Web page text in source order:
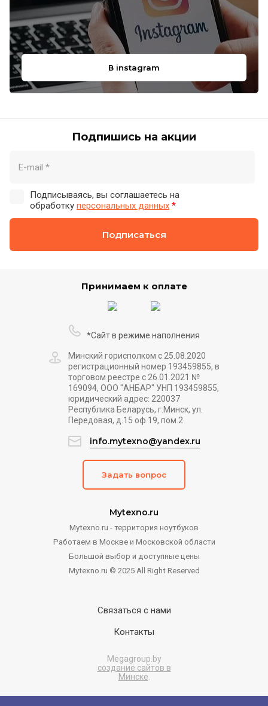
В instagram
Подпишись на акции
Подписываясь, вы соглашаетесь на
обработку персональных данных *
Подписаться
Принимаем к оплате
Mytexno.ru
Mytexno.ru - территория ноутбуков
Работаем в Москве и Московской области
Большой выбор и доступные цены
Mytexno.ru © 2025 All Right Reserved
*Сайт в режиме наполнения
Минский горисполком с 25.08.2020
регистрационный номер 193459855, в
торговом реестре с 26.01.2021 №
169094, ООО "АНБАР" УНП 193459855,
юридический адрес: 220037
Республика Беларусь, г.Минск, ул.
Передовая, д.15 оф.19, пом.2
info.mytexno@yandex.ru
Задать вопрос
Связаться с нами
Контакты
Megagroup.by
создание сайтов в
Минске